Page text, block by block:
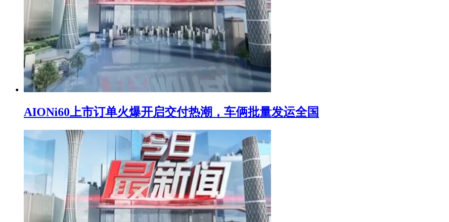
AIONi60上市订单火爆开启交付热潮，车俩批量发运全国